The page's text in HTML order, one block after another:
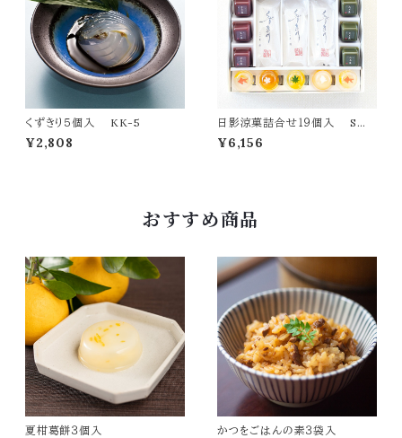
くずきり５個入 KK-5
¥2,808
日影涼菓詰合せ１９個入 SW-
5
¥6,156
おすすめ商品
夏柑葛餅３個入 かつをごはんの素３袋入